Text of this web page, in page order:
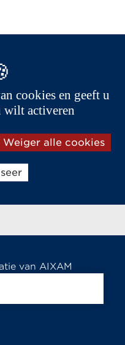
zonder rijbewijs
van AIXAM
cookies en geeft u
wilt activeren
Weiger alle cookies